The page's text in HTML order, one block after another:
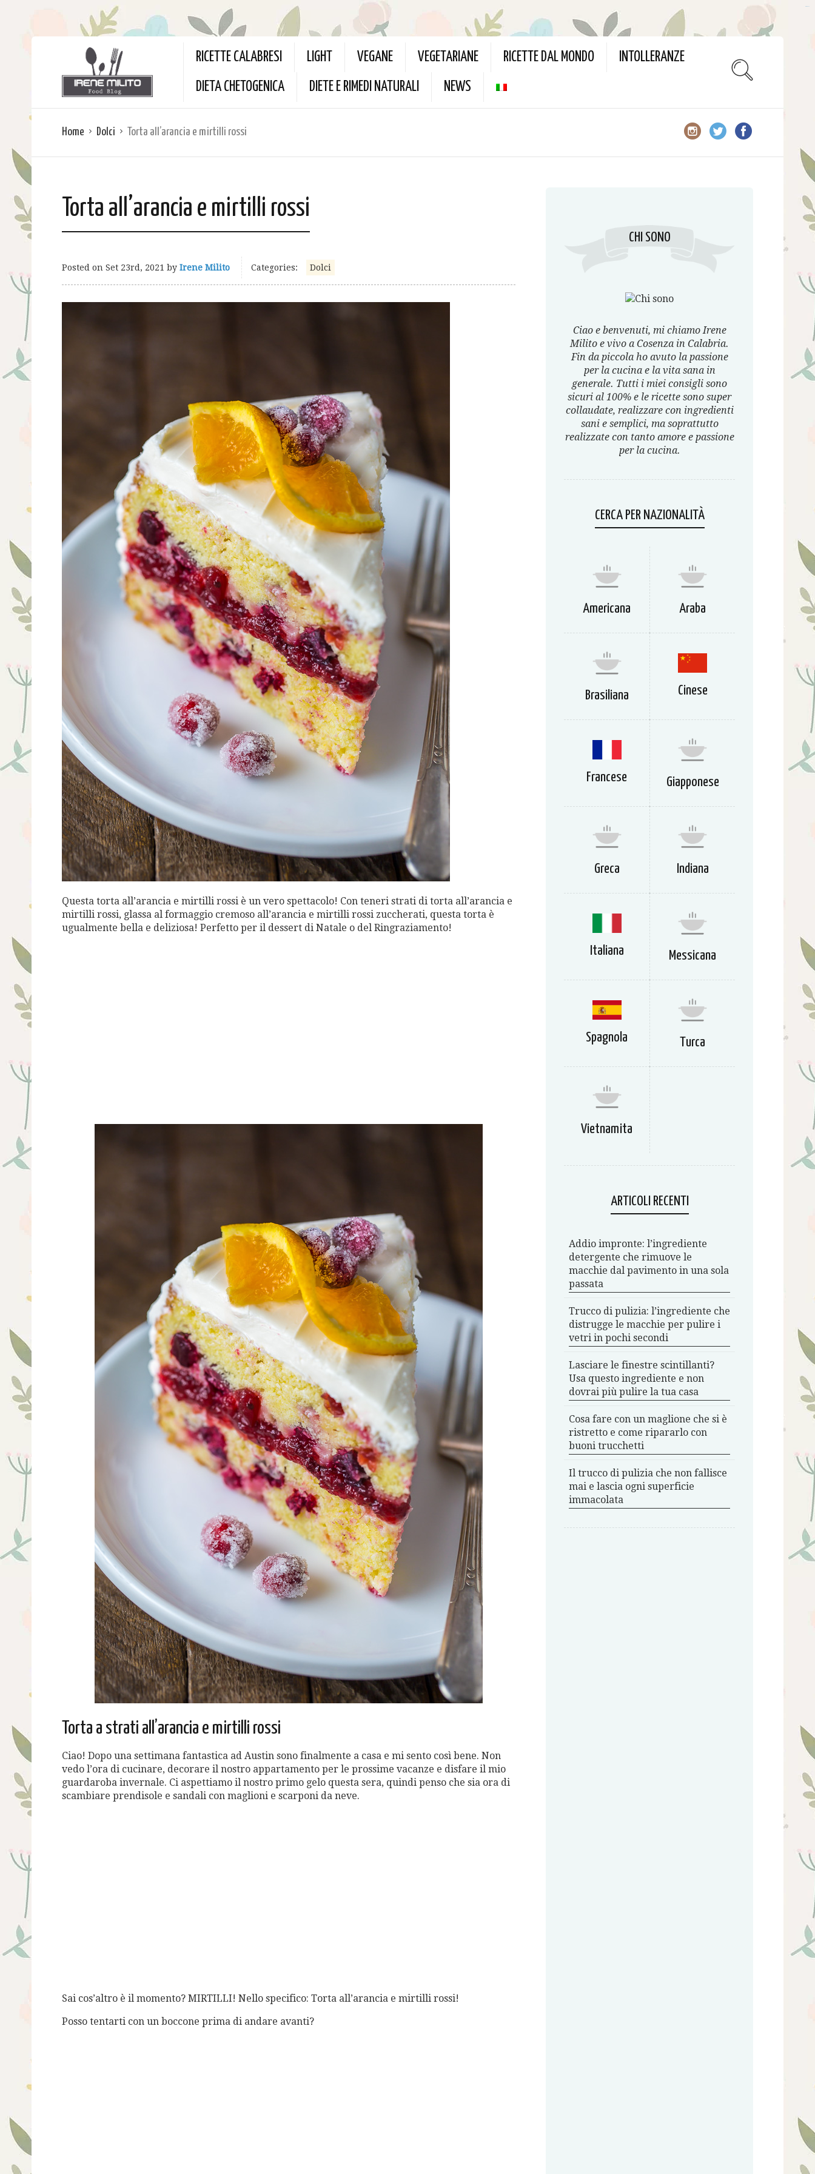
RICETTE CALABRESI LIGHT VEGANE VEGETARIANE RICETTE DAL MONDO INTOLLERANZE
DIETA CHETOGENICA DIETE E RIMEDI NATURALI NEWS
Home Dolci Torta all’arancia e mirtilli rossi
Torta all’arancia e mirtilli rossi
Posted on Set 23rd, 2021 by Irene Milito Categories: Dolci
Questa torta all’arancia e mirtilli rossi è un vero spettacolo! Con teneri strati di torta all’arancia e
mirtilli rossi, glassa al formaggio cremoso all’arancia e mirtilli rossi zuccherati, questa torta è
ugualmente bella e deliziosa! Perfetto per il dessert di Natale o del Ringraziamento!
Torta a strati all’arancia e mirtilli rossi
Ciao! Dopo una settimana fantastica ad Austin sono finalmente a casa e mi sento così bene. Non
vedo l’ora di cucinare, decorare il nostro appartamento per le prossime vacanze e disfare il mio
guardaroba invernale. Ci aspettiamo il nostro primo gelo questa sera, quindi penso che sia ora di
scambiare prendisole e sandali con maglioni e scarponi da neve.
Sai cos’altro è il momento? MIRTILLI! Nello specifico: Torta all’arancia e mirtilli rossi!
Posso tentarti con un boccone prima di andare avanti?
CHI SONO
Ciao e benvenuti, mi chiamo Irene
Milito e vivo a Cosenza in Calabria.
Fin da piccola ho avuto la passione
per la cucina e la vita sana in
generale. Tutti i miei consigli sono
sicuri al 100% e le ricette sono super
collaudate, realizzare con ingredienti
sani e semplici, ma soprattutto
realizzate con tanto amore e passione
per la cucina.
CERCA PER NAZIONALITÀ
Americana Araba
Brasiliana Cinese
Francese Giapponese
Greca Indiana
Italiana Messicana
Spagnola Turca
Vietnamita
ARTICOLI RECENTI
Addio impronte: l’ingrediente
detergente che rimuove le
macchie dal pavimento in una sola
passata
Trucco di pulizia: l’ingrediente che
distrugge le macchie per pulire i
vetri in pochi secondi
Lasciare le finestre scintillanti?
Usa questo ingrediente e non
dovrai più pulire la tua casa
Cosa fare con un maglione che si è
ristretto e come ripararlo con
buoni trucchetti
Il trucco di pulizia che non fallisce
mai e lascia ogni superficie
immacolata